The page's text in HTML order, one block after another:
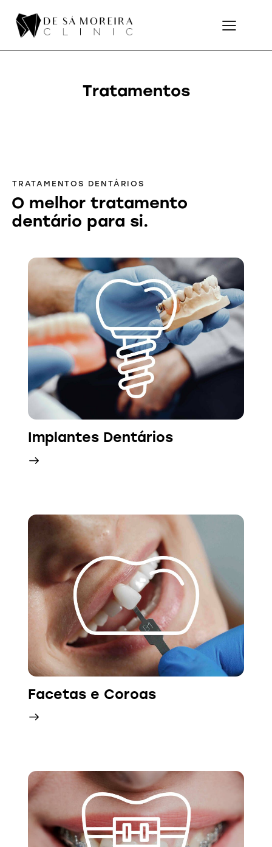
Tratamentos
TRATAMENTOS DENTÁRIOS
O melhor tratamento
dentário para si.
Implantes Dentários
Facetas e Coroas